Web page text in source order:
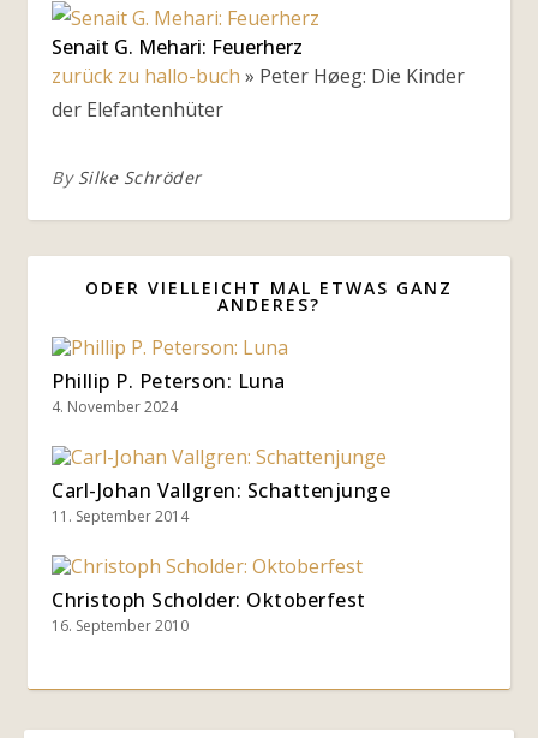
Senait G. Mehari: Feuerherz
zurück zu hallo-buch » Peter Høeg: Die Kinder
der Elefantenhüter
By Silke Schröder
ODER VIELLEICHT MAL ETWAS GANZ
ANDERES?
Phillip P. Peterson: Luna
4. November 2024
Carl-Johan Vallgren: Schattenjunge
11. September 2014
Christoph Scholder: Oktoberfest
16. September 2010